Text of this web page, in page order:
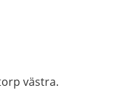
västra.